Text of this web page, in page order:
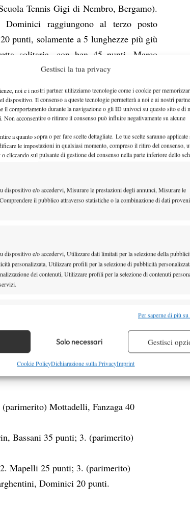
Gestisci la tua privacy
noi e i nostri partner utilizziamo tecnologie come i cookie per
dispositivo. Il consenso a queste tecnologie permetterà a noi e ai nostri
il comportamento durante la navigazione o gli ID univoci su questo sito e di
Non acconsentire o ritirare il consenso può influire negativamente su alcune
a quanto sopra o per fare scelte dettagliate. Le tue scelte saranno applicate
le impostazioni in qualsiasi momento, compreso il ritiro del consenso,
cliccando sul pulsante di gestione del consenso nella parte inferiore dello
dispositivo e/o accedervi, Misurare le prestazioni degli annunci, Misurare le
il pubblico attraverso statistiche o la combinazione di dati
e/o accedervi, Utilizzare dati limitati per la selezione della
personalizzata, Utilizzare profili per la selezione di pubblicità
dei contenuti, Utilizzare profili per la selezione di contenuti
alle informazioni trasmesse automaticamente.
prevenire e rilevare frodi, correggere errori,
pubblicità e contenuto, Salvare e comunicare le
Per saperne di più
Solo necessari Gestisci
Cookie PolicyDichiarazione sulla PrivacyImprint
Tennis Gigi di Nembro, Bergamo).
raggiungono al terzo posto
punti, solamente a 5 lunghezze più giù
solitaria, con ben 45 punti, Marco
Groane Club, i tornei dedicati ai
premiato Andrea Fanzaga e Marydhel
sesto favorito della vigilia, ha vinto
Mottadelli (3.3 della L&M Tennis
al dodicesimo gioco, Fanzaga
di 7-5 6-1. Buoni piazzamenti in
Mariano, CO) e Marco Campanella
a imporsi nel tabellone femminile è
Villasanta, MB), testa di serie numero
Menegazzo (3.4 del Club Tennis
semifinale ha approfittato del ritiro
Canottieri Nino Bixio di Piacenza) e
(3.2 del Tennis Club Sesto, MI) per 6-
si portano al secondo posto con 40
Liguori. In quella femminile Querin e
Attias, Superci e Bilotta formano il
alle vacanze, ma prima della sosta
della Brianza metterà in archivio
al Circolo Tennis Carate (tabellone
(parimerito)Mottadelli,Fanzaga 40
Bassani 35 punti; 3. (parimerito)
2.Mapelli25 punti; 3. (parimerito)
Dominici 20 punti.